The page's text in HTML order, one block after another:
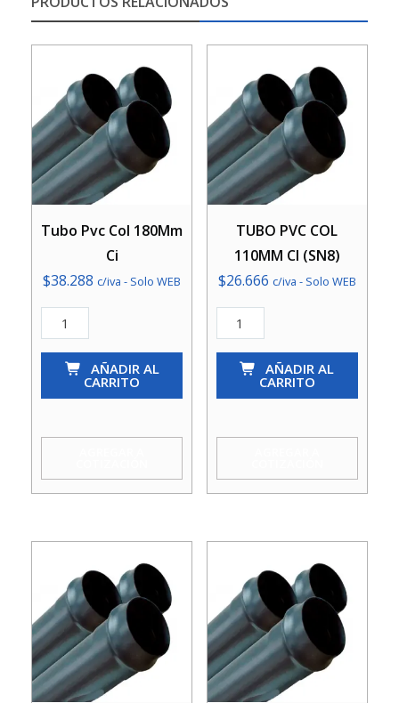
Tubo Pvc Col 180Mm
Ci
$38.288 c/iva - Solo WEB
Tubo
Pvc
cantidad
AÑADIR AL
CARRITO
TUBO PVC COL
110MM CI (SN8)
$26.666 c/iva - Solo WEB
TUBO
PVC
COL
(SN8)
AÑADIR AL
CARRITO